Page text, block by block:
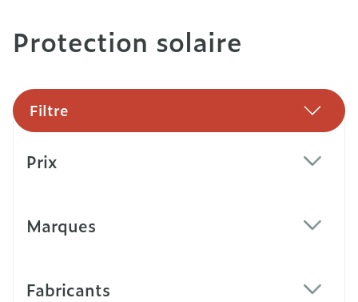
Protection solaire
Filtre
Prix
Marques
Fabricants